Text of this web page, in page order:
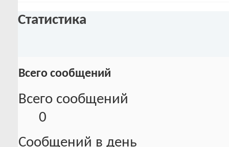
Статистика
Всего сообщений
Всего сообщений
0
Сообщений в день